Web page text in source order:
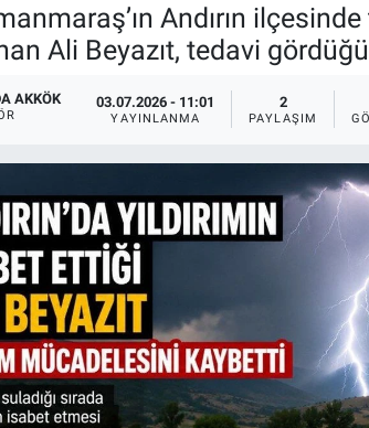
Andırın
Ali Beyazıt, tedavi
AKKÖK 03.07.2026 - 11:01
YAYINLANMA
2
PAYLAŞIM